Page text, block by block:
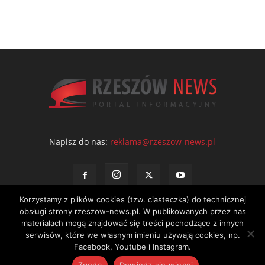
Napisz do nas: reklama@rzeszow-news.pl
Kontakt Polityka prywatności Regulamin portalu
© NEWS Sp. z o.o. - wydawca portalu Rzeszów News. Wszystkie prawa
Korzystamy z plików cookies (tzw. ciasteczka) do technicznej
obsługi strony rzeszow-news.pl. W publikowanych przez nas
materiałach mogą znajdować się treści pochodzące z innych
serwisów, które we własnym imieniu używają cookies, np.
Facebook, Youtube i Instagram.